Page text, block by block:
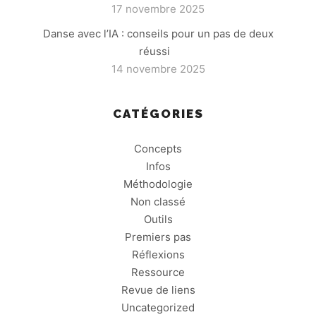
17 novembre 2025
Danse avec l’IA : conseils pour un pas de deux
réussi
14 novembre 2025
CATÉGORIES
Concepts
Infos
Méthodologie
Non classé
Outils
Premiers pas
Réflexions
Ressource
Revue de liens
Uncategorized